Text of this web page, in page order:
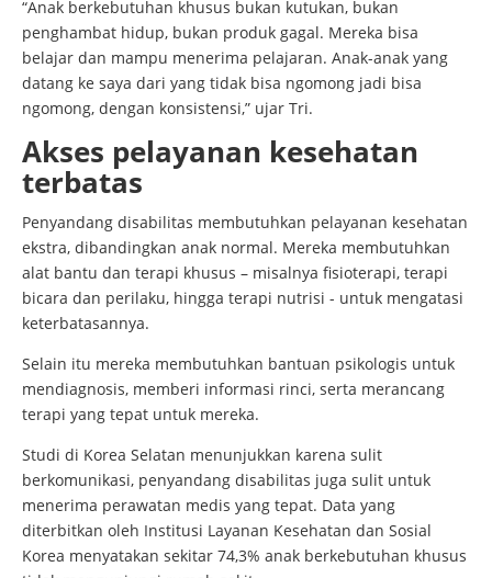
“Anak berkebutuhan khusus bukan kutukan, bukan
penghambat hidup, bukan produk gagal. Mereka bisa
belajar dan mampu menerima pelajaran. Anak-anak yang
datang ke saya dari yang tidak bisa ngomong jadi bisa
ngomong, dengan konsistensi,” ujar Tri.
Akses pelayanan kesehatan
terbatas
Penyandang disabilitas membutuhkan pelayanan kesehatan
ekstra, dibandingkan anak normal. Mereka membutuhkan
alat bantu dan terapi khusus – misalnya fisioterapi, terapi
bicara dan perilaku, hingga terapi nutrisi - untuk mengatasi
keterbatasannya.
Selain itu mereka membutuhkan bantuan psikologis untuk
mendiagnosis, memberi informasi rinci, serta merancang
terapi yang tepat untuk mereka.
Studi di Korea Selatan menunjukkan karena sulit
berkomunikasi, penyandang disabilitas juga sulit untuk
menerima perawatan medis yang tepat. Data yang
diterbitkan oleh Institusi Layanan Kesehatan dan Sosial
Korea menyatakan sekitar 74,3% anak berkebutuhan khusus